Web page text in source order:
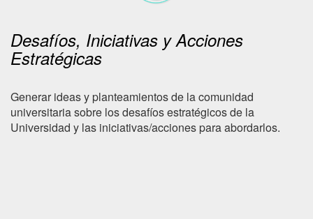
Desafíos, Iniciativas y Acciones
Estratégicas
Generar ideas y planteamientos de la comunidad
universitaria sobre los desafíos estratégicos de la
Universidad y las iniciativas/acciones para abordarlos.